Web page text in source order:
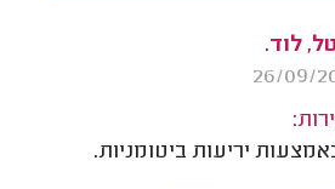
לוד.
יריעות ביטומניות.